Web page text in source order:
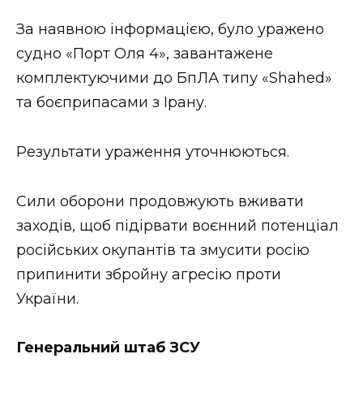
За наявною інформацією, було уражено
судно «Порт Оля 4», завантажене
комплектуючими до БпЛА типу «Shahed»
та боєприпасами з Ірану.
Результати ураження уточнюються.
Сили оборони продовжують вживати
заходів, щоб підірвати воєнний потенціал
російських окупантів та змусити росію
припинити збройну агресію проти
України.
Генеральний штаб ЗСУ